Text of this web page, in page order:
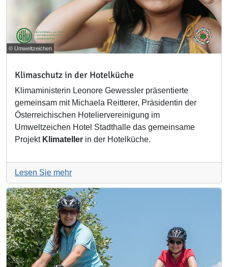
© Umweltzeichen
Klimaschutz in der Hotelküche
Klimaministerin Leonore Gewessler präsentierte
gemeinsam mit Michaela Reitterer, Präsidentin der
Österreichischen Hoteliervereinigung im
Umweltzeichen Hotel Stadthalle das gemeinsame
Projekt Klimateller in der Hotelküche.
Lesen Sie mehr